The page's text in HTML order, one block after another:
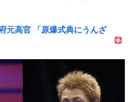
元高官 「原爆式典にうんざ